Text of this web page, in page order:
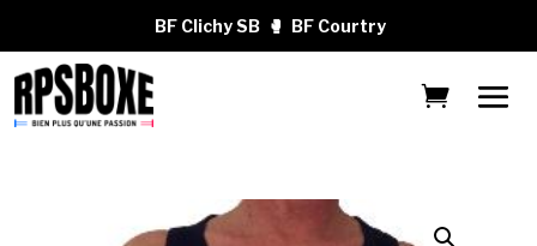
BF Clichy SB 🥊 BF Courtry